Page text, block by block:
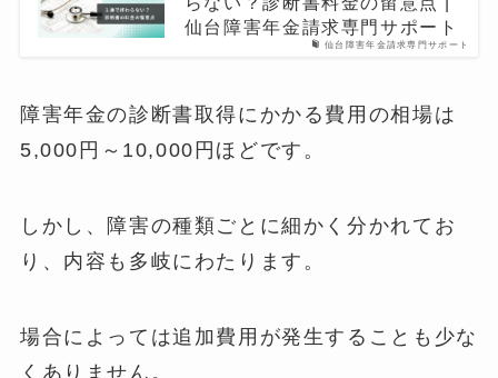
仙台障害年金請求専門サポート
仙台障害年金請求専門サポート
障害年金の診断書取得にかかる費用の相場は
5,000円～10,000円ほどです。
しかし、障害の種類ごとに細かく分かれてお
り、内容も多岐にわたります。
場合によっては追加費用が発生することも少な
くありません。